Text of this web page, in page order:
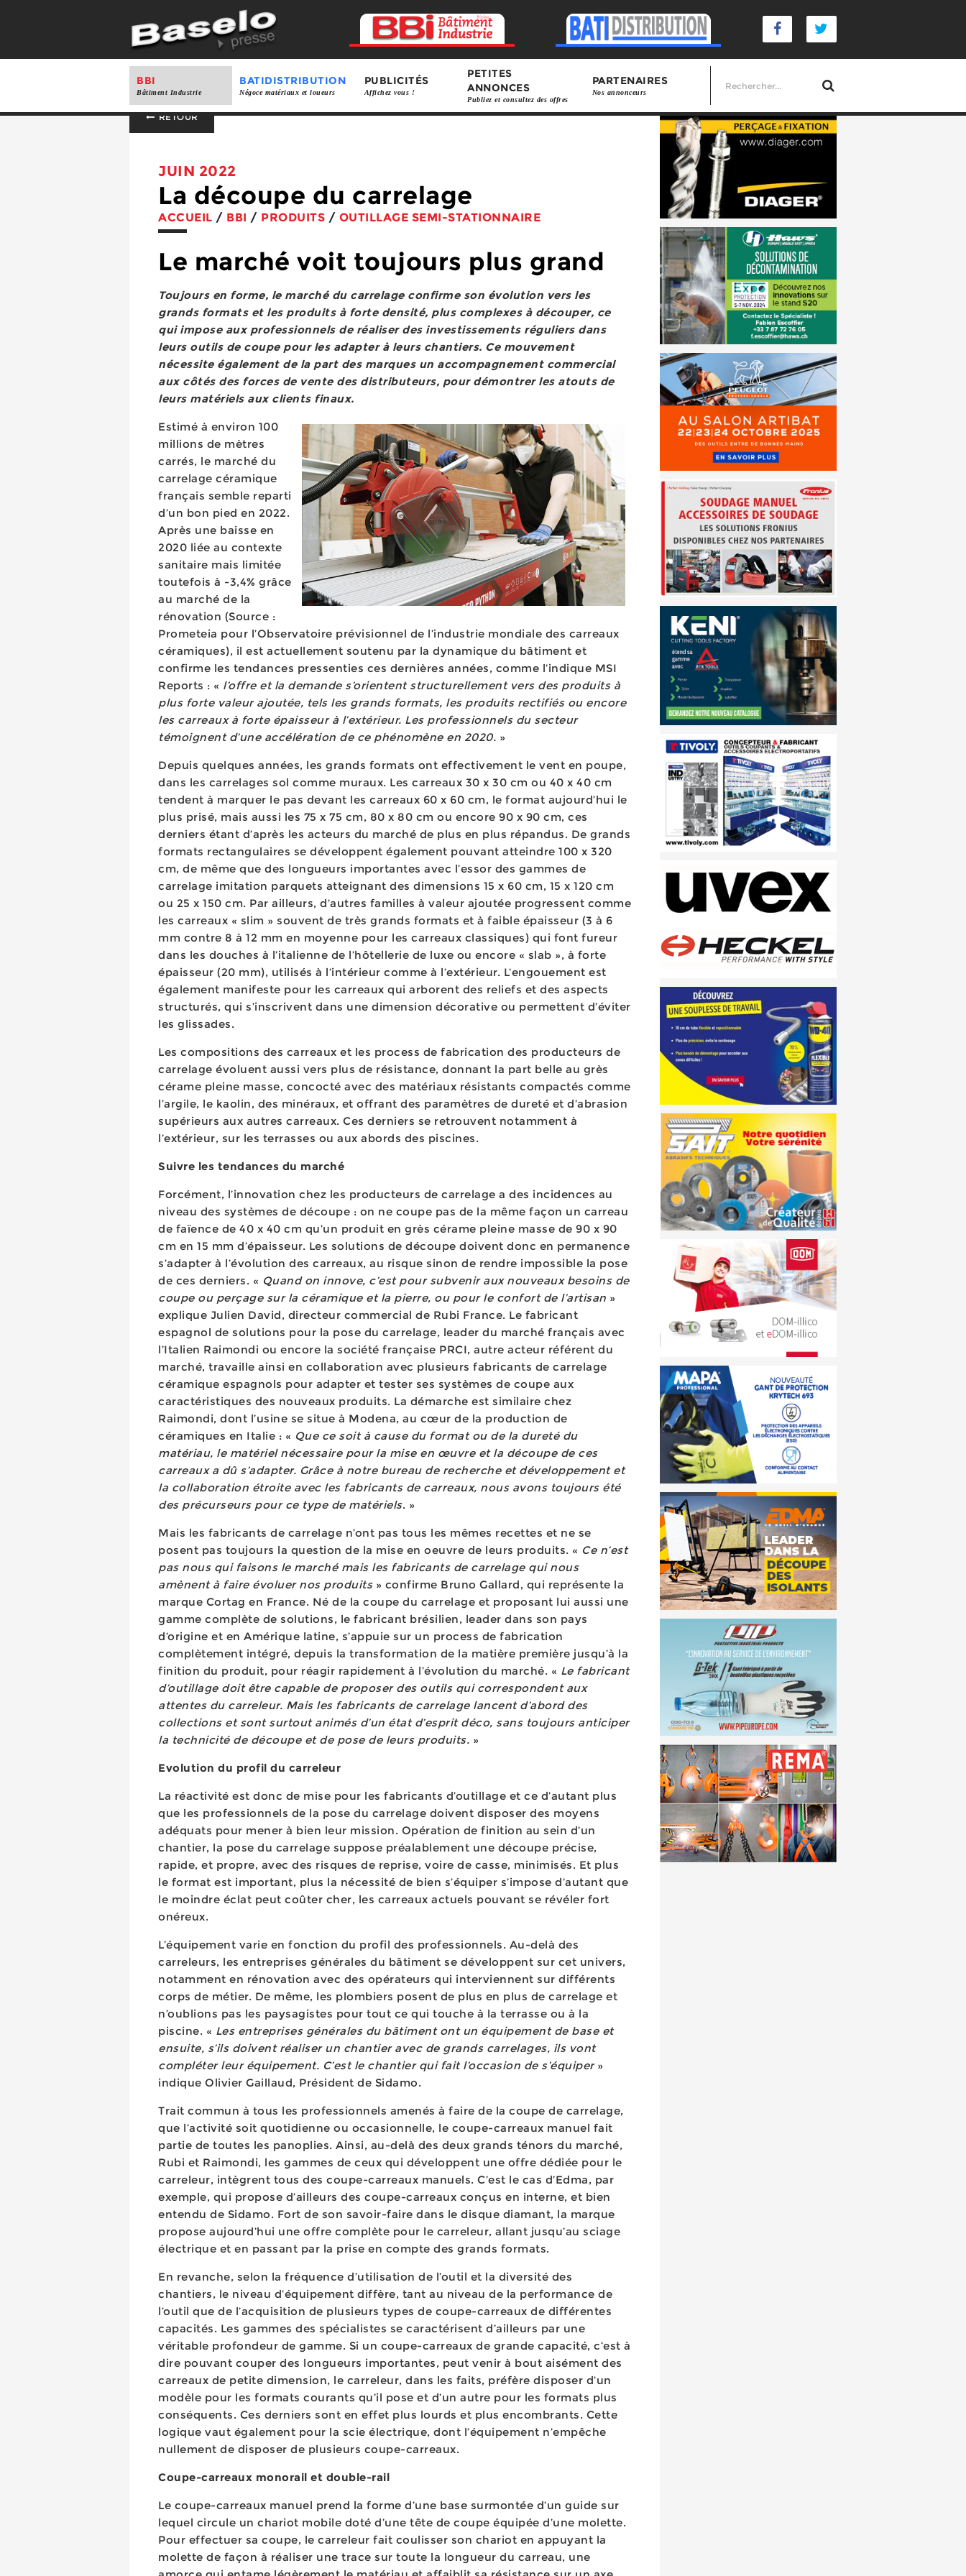
BBI
Bâtiment Industrie
BATIDISTRIBUTION
Négoce matériaux et loueurs
PUBLICITÉS
Affichez vous !
PETITES
ANNONCES
Publiez et consultez des offres
PARTENAIRES
Nos annonceurs
RETOUR
JUIN 2022
La découpe du carrelage
ACCUEIL / BBI / PRODUITS / OUTILLAGE SEMI-STATIONNAIRE
Le marché voit toujours plus grand
Toujours en forme, le marché du carrelage confirme son évolution vers les
grands formats et les produits à forte densité, plus complexes à découper, ce
qui impose aux professionnels de réaliser des investissements réguliers dans
leurs outils de coupe pour les adapter à leurs chantiers. Ce mouvement
nécessite également de la part des marques un accompagnement commercial
aux côtés des forces de vente des distributeurs, pour démontrer les atouts de
leurs matériels aux clients finaux.
Estimé à environ 100
millions de mètres
carrés, le marché du
carrelage céramique
français semble reparti
d’un bon pied en 2022.
Après une baisse en
2020 liée au contexte
sanitaire mais limitée
toutefois à -3,4% grâce
au marché de la
rénovation (Source :
Prometeia pour l’Observatoire prévisionnel de l’industrie mondiale des carreaux
céramiques), il est actuellement soutenu par la dynamique du bâtiment et
confirme les tendances pressenties ces dernières années, comme l’indique MSI
Reports : « l’offre et la demande s’orientent structurellement vers des produits à
plus forte valeur ajoutée, tels les grands formats, les produits rectifiés ou encore
les carreaux à forte épaisseur à l’extérieur. Les professionnels du secteur
témoignent d’une accélération de ce phénomène en 2020. »
Depuis quelques années, les grands formats ont effectivement le vent en poupe,
dans les carrelages sol comme muraux. Les carreaux 30 x 30 cm ou 40 x 40 cm
tendent à marquer le pas devant les carreaux 60 x 60 cm, le format aujourd’hui le
plus prisé, mais aussi les 75 x 75 cm, 80 x 80 cm ou encore 90 x 90 cm, ces
derniers étant d’après les acteurs du marché de plus en plus répandus. De grands
formats rectangulaires se développent également pouvant atteindre 100 x 320
cm, de même que des longueurs importantes avec l’essor des gammes de
carrelage imitation parquets atteignant des dimensions 15 x 60 cm, 15 x 120 cm
ou 25 x 150 cm. Par ailleurs, d’autres familles à valeur ajoutée progressent comme
les carreaux « slim » souvent de très grands formats et à faible épaisseur (3 à 6
mm contre 8 à 12 mm en moyenne pour les carreaux classiques) qui font fureur
dans les douches à l’italienne de l’hôtellerie de luxe ou encore « slab », à forte
épaisseur (20 mm), utilisés à l’intérieur comme à l’extérieur. L’engouement est
également manifeste pour les carreaux qui arborent des reliefs et des aspects
structurés, qui s’inscrivent dans une dimension décorative ou permettent d’éviter
les glissades.
Les compositions des carreaux et les process de fabrication des producteurs de
carrelage évoluent aussi vers plus de résistance, donnant la part belle au grès
cérame pleine masse, concocté avec des matériaux résistants compactés comme
l’argile, le kaolin, des minéraux, et offrant des paramètres de dureté et d’abrasion
supérieurs aux autres carreaux. Ces derniers se retrouvent notamment à
l’extérieur, sur les terrasses ou aux abords des piscines.
Suivre les tendances du marché
Forcément, l’innovation chez les producteurs de carrelage a des incidences au
niveau des systèmes de découpe : on ne coupe pas de la même façon un carreau
de faïence de 40 x 40 cm qu’un produit en grès cérame pleine masse de 90 x 90
cm en 15 mm d’épaisseur. Les solutions de découpe doivent donc en permanence
s’adapter à l’évolution des carreaux, au risque sinon de rendre impossible la pose
de ces derniers. « Quand on innove, c’est pour subvenir aux nouveaux besoins de
coupe ou perçage sur la céramique et la pierre, ou pour le confort de l’artisan »
explique Julien David, directeur commercial de Rubi France. Le fabricant
espagnol de solutions pour la pose du carrelage, leader du marché français avec
l’Italien Raimondi ou encore la société française PRCI, autre acteur référent du
marché, travaille ainsi en collaboration avec plusieurs fabricants de carrelage
céramique espagnols pour adapter et tester ses systèmes de coupe aux
caractéristiques des nouveaux produits. La démarche est similaire chez
Raimondi, dont l’usine se situe à Modena, au cœur de la production de
céramiques en Italie : « Que ce soit à cause du format ou de la dureté du
matériau, le matériel nécessaire pour la mise en œuvre et la découpe de ces
carreaux a dû s’adapter. Grâce à notre bureau de recherche et développement et
la collaboration étroite avec les fabricants de carreaux, nous avons toujours été
des précurseurs pour ce type de matériels. »
Mais les fabricants de carrelage n’ont pas tous les mêmes recettes et ne se
posent pas toujours la question de la mise en oeuvre de leurs produits. « Ce n’est
pas nous qui faisons le marché mais les fabricants de carrelage qui nous
amènent à faire évoluer nos produits » confirme Bruno Gallard, qui représente la
marque Cortag en France. Né de la coupe du carrelage et proposant lui aussi une
gamme complète de solutions, le fabricant brésilien, leader dans son pays
d’origine et en Amérique latine, s’appuie sur un process de fabrication
complètement intégré, depuis la transformation de la matière première jusqu’à la
finition du produit, pour réagir rapidement à l’évolution du marché. « Le fabricant
d’outillage doit être capable de proposer des outils qui correspondent aux
attentes du carreleur. Mais les fabricants de carrelage lancent d’abord des
collections et sont surtout animés d’un état d’esprit déco, sans toujours anticiper
la technicité de découpe et de pose de leurs produits. »
Evolution du profil du carreleur
La réactivité est donc de mise pour les fabricants d’outillage et ce d’autant plus
que les professionnels de la pose du carrelage doivent disposer des moyens
adéquats pour mener à bien leur mission. Opération de finition au sein d’un
chantier, la pose du carrelage suppose préalablement une découpe précise,
rapide, et propre, avec des risques de reprise, voire de casse, minimisés. Et plus
le format est important, plus la nécessité de bien s’équiper s’impose d’autant que
le moindre éclat peut coûter cher, les carreaux actuels pouvant se révéler fort
onéreux.
L’équipement varie en fonction du profil des professionnels. Au-delà des
carreleurs, les entreprises générales du bâtiment se développent sur cet univers,
notamment en rénovation avec des opérateurs qui interviennent sur différents
corps de métier. De même, les plombiers posent de plus en plus de carrelage et
n’oublions pas les paysagistes pour tout ce qui touche à la terrasse ou à la
piscine. « Les entreprises générales du bâtiment ont un équipement de base et
ensuite, s’ils doivent réaliser un chantier avec de grands carrelages, ils vont
compléter leur équipement. C’est le chantier qui fait l’occasion de s’équiper»
indique Olivier Gaillaud, Président de Sidamo.
Trait commun à tous les professionnels amenés à faire de la coupe de carrelage,
que l’activité soit quotidienne ou occasionnelle, le coupe-carreaux manuel fait
partie de toutes les panoplies. Ainsi, au-delà des deux grands ténors du marché,
Rubi et Raimondi, les gammes de ceux qui développent une offre dédiée pour le
carreleur, intègrent tous des coupe-carreaux manuels. C’est le cas d’Edma, par
exemple, qui propose d’ailleurs des coupe-carreaux conçus en interne, et bien
entendu de Sidamo. Fort de son savoir-faire dans le disque diamant, la marque
propose aujourd’hui une offre complète pour le carreleur, allant jusqu’au sciage
électrique et en passant par la prise en compte des grands formats.
En revanche, selon la fréquence d’utilisation de l’outil et la diversité des
chantiers, le niveau d’équipement diffère, tant au niveau de la performance de
l’outil que de l’acquisition de plusieurs types de coupe-carreaux de différentes
capacités. Les gammes des spécialistes se caractérisent d’ailleurs par une
véritable profondeur de gamme. Si un coupe-carreaux de grande capacité, c‘est à
dire pouvant couper des longueurs importantes, peut venir à bout aisément des
carreaux de petite dimension, le carreleur, dans les faits, préfère disposer d’un
modèle pour les formats courants qu’il pose et d’un autre pour les formats plus
conséquents. Ces derniers sont en effet plus lourds et plus encombrants. Cette
logique vaut également pour la scie électrique, dont l’équipement n’empêche
nullement de disposer de plusieurs coupe-carreaux.
Coupe-carreaux monorail et double-rail
Le coupe-carreaux manuel prend la forme d’une base surmontée d’un guide sur
lequel circule un chariot mobile doté d’une tête de coupe équipée d’une molette.
Pour effectuer sa coupe, le carreleur fait coulisser son chariot en appuyant la
molette de façon à réaliser une trace sur toute la longueur du carreau, une